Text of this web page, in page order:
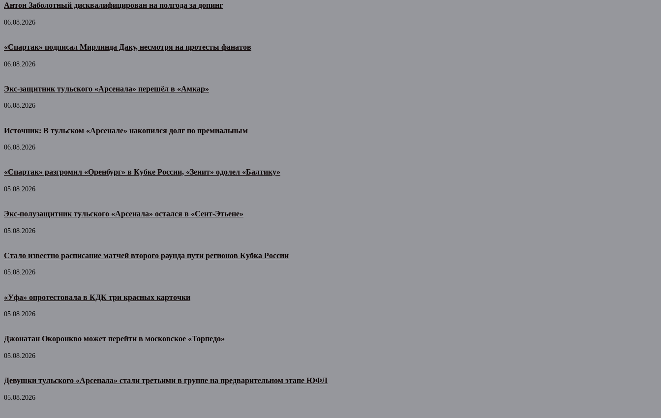
Антон Заболотный дисквалифицирован на полгода за допинг
06.08.2026
«Спартак» подписал Мирлинда Даку, несмотря на протесты фанатов
06.08.2026
Экс-защитник тульского «Арсенала» перешёл в «Амкар»
06.08.2026
Источник: В тульском «Арсенале» накопился долг по премиальным
06.08.2026
«Спартак» разгромил «Оренбург» в Кубке России, «Зенит» одолел «Балтику»
05.08.2026
Экс-полузащитник тульского «Арсенала» остался в «Сент-Этьене»
05.08.2026
Стало известно расписание матчей второго раунда пути регионов Кубка России
05.08.2026
«Уфа» опротестовала в КДК три красных карточки
05.08.2026
Джонатан Окоронкво может перейти в московское «Торпедо»
05.08.2026
Девушки тульского «Арсенала» стали третьими в группе на предварительном этапе ЮФЛ
05.08.2026